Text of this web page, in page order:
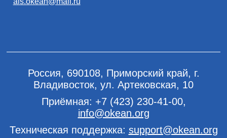
Россия, 690108, Приморский край, г.
Владивосток, ул. Артековская, 10
Приёмная: +7 (423) 230-41-00,
info@okean.org
Техническая поддержка: support@okean.org